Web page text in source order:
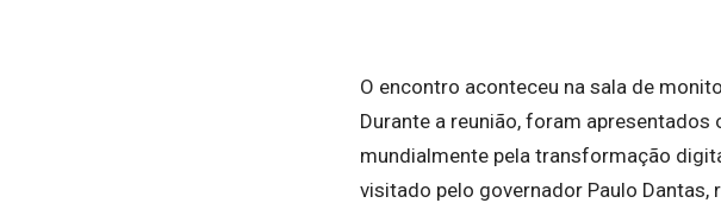
O encontro aconteceu na sala de
Durante a reunião, foram
mundialmente pela transformação
visitado pelo governador Paulo